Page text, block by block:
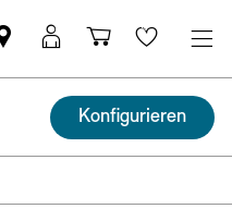
MINI
Partner
finden
MINI
Login
Wishlist
Konfigurieren